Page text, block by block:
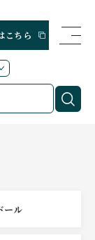
こちら
ール